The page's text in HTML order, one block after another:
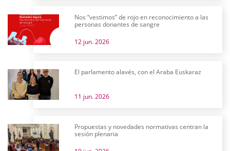
Nos “vestimos” de rojo en reconocimiento a las
personas donantes de sangre
12 jun. 2026
El parlamento alavés, con el Araba Euskaraz
11 jun. 2026
Propuestas y novedades normativas centran la
sesión plenaria